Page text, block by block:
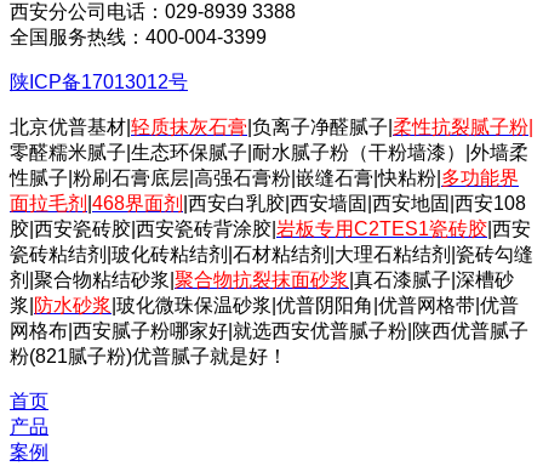
西安分公司电话：029-8939 3388
全国服务热线：400-004-3399
陕ICP备17013012号
北京优普基材| 轻质抹灰石膏 |负离子净醛腻子| 柔性抗裂腻子粉
零醛糯米腻子|生态环保腻子|耐水腻子粉（干粉墙漆）|外墙柔
性腻子|粉刷石膏底层|高强石膏粉|嵌缝石膏|快粘粉| 多功能界
面拉毛剂 468界面剂 |西安白乳胶|西安墙固|西安地固|西安108
胶|西安瓷砖胶|西安瓷砖背涂胶| 岩板专用C2TES1瓷砖胶 |西安
瓷砖粘结剂|玻化砖粘结剂|石材粘结剂|大理石粘结剂|瓷砖勾缝
剂|聚合物粘结砂浆| 聚合物抗裂抹面砂浆 |真石漆腻子|深槽砂
浆| 防水砂浆 |玻化微珠保温砂浆|优普阴阳角|优普网格带|优普
网格布|西安腻子粉哪家好|就选西安优普腻子粉|陕西优普腻子
粉(821腻子粉)优普腻子就是好！
首页
产品
案例